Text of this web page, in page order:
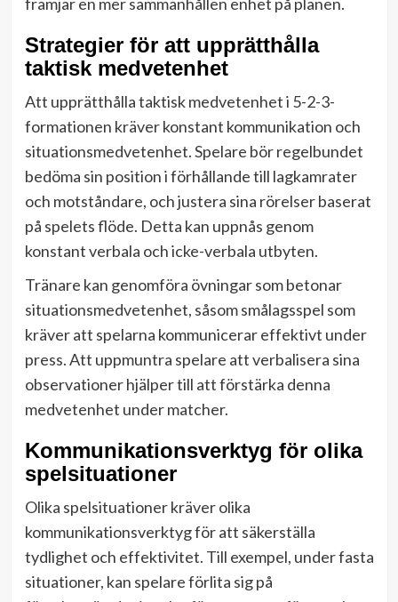
Strategier för att upprätthålla
taktisk medvetenhet
Att upprätthålla taktisk medvetenhet i 5-2-3-
formationen kräver konstant kommunikation och
situationsmedvetenhet. Spelare bör regelbundet
bedöma sin position i förhållande till lagkamrater
och motståndare, och justera sina rörelser baserat
på spelets flöde. Detta kan uppnås genom
konstant verbala och icke-verbala utbyten.
Tränare kan genomföra övningar som betonar
situationsmedvetenhet, såsom smålagsspel som
kräver att spelarna kommunicerar effektivt under
press. Att uppmuntra spelare att verbalisera sina
observationer hjälper till att förstärka denna
medvetenhet under matcher.
Kommunikationsverktyg för olika
spelsituationer
Olika spelsituationer kräver olika
kommunikationsverktyg för att säkerställa
tydlighet och effektivitet. Till exempel, under fasta
situationer, kan spelare förlita sig på